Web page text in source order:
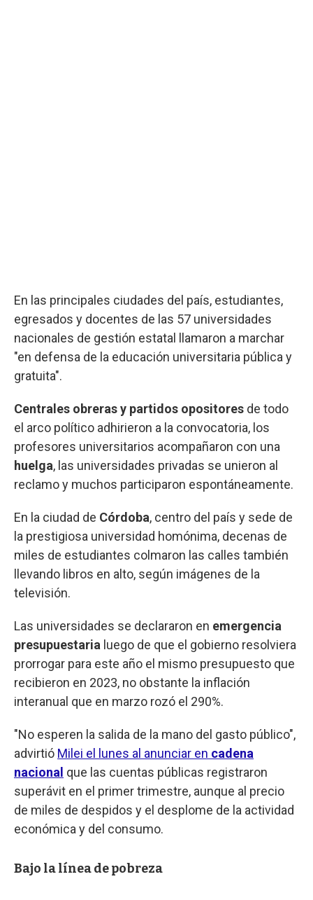
En las principales ciudades del país, estudiantes,
egresados y docentes de las 57 universidades
nacionales de gestión estatal llamaron a marchar
"en defensa de la educación universitaria pública y
gratuita".
Centrales obreras y partidos opositores de todo
el arco político adhirieron a la convocatoria, los
profesores universitarios acompañaron con una
huelga, las universidades privadas se unieron al
reclamo y muchos participaron espontáneamente.
En la ciudad de Córdoba, centro del país y sede de
la prestigiosa universidad homónima, decenas de
miles de estudiantes colmaron las calles también
llevando libros en alto, según imágenes de la
televisión.
Las universidades se declararon en emergencia
presupuestaria luego de que el gobierno resolviera
prorrogar para este año el mismo presupuesto que
recibieron en 2023, no obstante la inflación
interanual que en marzo rozó el 290%.
"No esperen la salida de la mano del gasto público",
advirtió Milei el lunes al anunciar en cadena
nacional que las cuentas públicas registraron
superávit en el primer trimestre, aunque al precio
de miles de despidos y el desplome de la actividad
económica y del consumo.
Bajo la línea de pobreza